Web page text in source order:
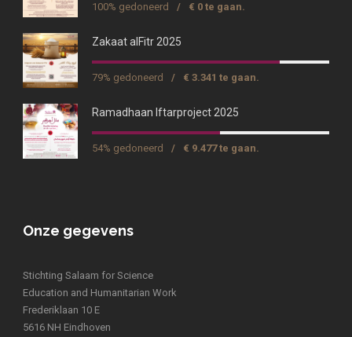
100% gedoneerd / € 0 te gaan.
Zakaat alFitr 2025
79% gedoneerd / € 3.341 te gaan.
Ramadhaan Iftarproject 2025
54% gedoneerd / € 9.477 te gaan.
Onze gegevens
Stichting Salaam for Science
Education and Humanitarian Work
Frederiklaan 10 E
5616 NH Eindhoven